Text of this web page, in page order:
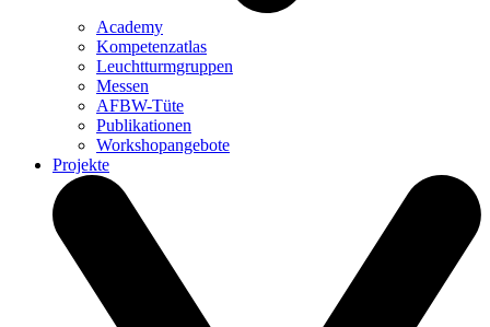
Academy
Kompetenzatlas
Leuchtturm­gruppen
Messen
AFBW-Tüte
Publikationen
Workshopangebote
Projekte